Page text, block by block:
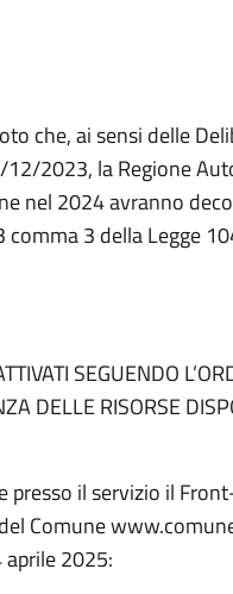
che, ai sensi delle
2023, la Regione
nel 2024 avranno
comma 3 della Legge
SEGUENDO
DELLE RISORSE
il servizio il
Comune
2025: